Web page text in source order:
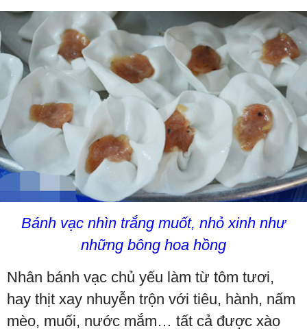
Bánh vạc nhìn trắng muốt, nhỏ xinh như
những bông hoa hồng
Nhân bánh vạc chủ yếu làm từ tôm tươi,
hay thịt xay nhuyễn trộn với tiêu, hành, nấm
mèo, muối, nước mắm… tất cả được xào